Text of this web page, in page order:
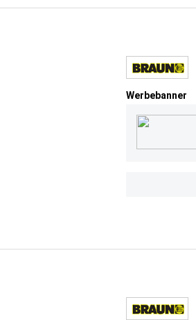
Werbebanner